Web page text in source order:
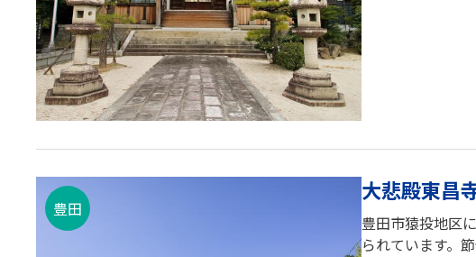
豊田
大悲殿東昌
豊田市猿投地区
られています。